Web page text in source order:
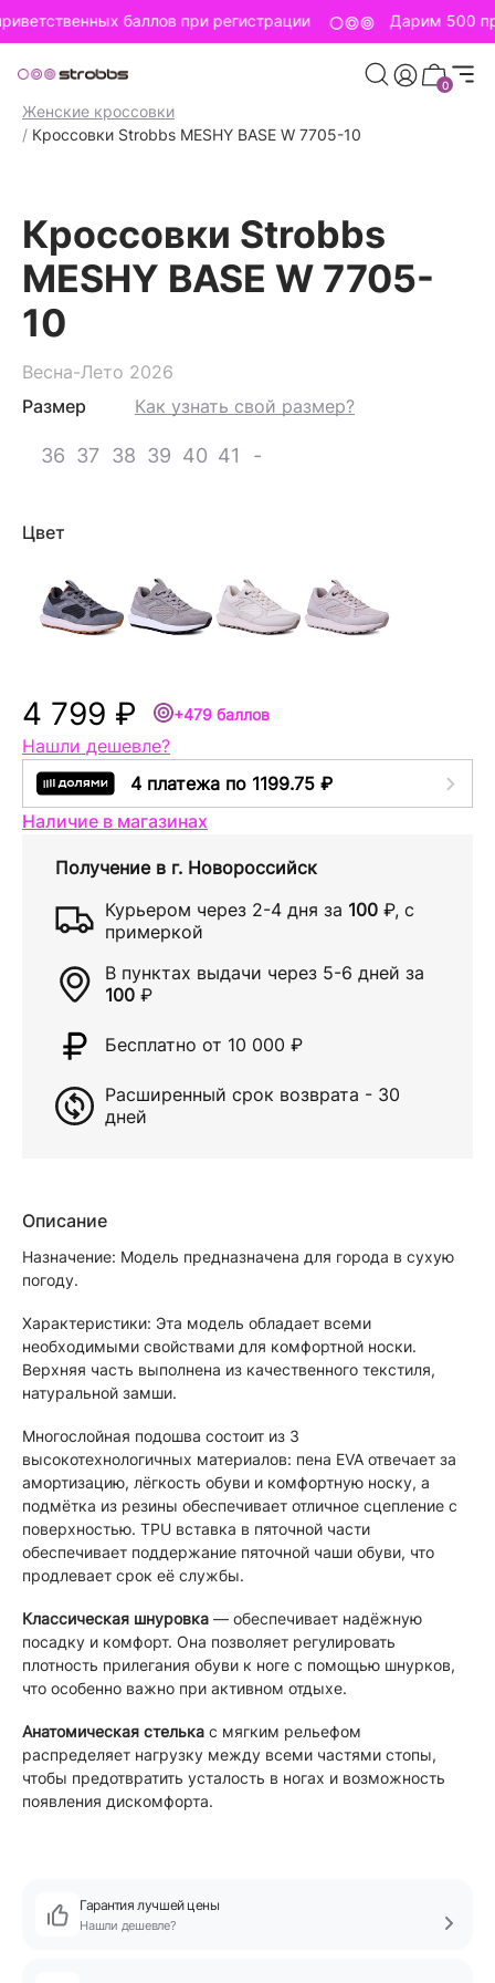
баллов при регистрации Дарим 500
0
Женская обувь/
Женские кроссовки
/ Кроссовки Strobbs MESHY BASE W 7705-10
Кроссовки Strobbs
MESHY BASE W 7705-
10
Весна-Лето 2026
Размер
Как узнать свой размер?
36 37 38 39 40 41 -
Цвет
4 799 ₽ +479 баллов
Нашли дешевле?
4 платежа по 1199.75 ₽
Наличие в магазинах
Получение в г. Новороссийск
Курьером через 2-4 дня за 100 ₽, с
примеркой
В пунктах выдачи через 5-6 дней за
100 ₽
Бесплатно от 10 000 ₽
Расширенный срок возврата - 30
дней
Описание
Назначение: Модель предназначена для города в сухую
погоду.
Характеристики: Эта модель обладает всеми
необходимыми свойствами для комфортной носки.
Верхняя часть выполнена из качественного текстиля,
натуральной замши.
Многослойная подошва состоит из 3
высокотехнологичных материалов: пена EVA отвечает за
амортизацию, лёгкость обуви и комфортную носку, а
подмётка из резины обеспечивает отличное сцепление с
поверхностью. TPU вставка в пяточной части
обеспечивает поддержание пяточной чаши обуви, что
продлевает срок её службы.
Классическая шнуровка — обеспечивает надёжную
посадку и комфорт. Она позволяет регулировать
плотность прилегания обуви к ноге с помощью шнурков,
что особенно важно при активном отдыхе.
Анатомическая стелька с мягким рельефом
распределяет нагрузку между всеми частями стопы,
чтобы предотвратить усталость в ногах и возможность
появления дискомфорта.
Гарантия лучшей цены
Нашли дешевле?